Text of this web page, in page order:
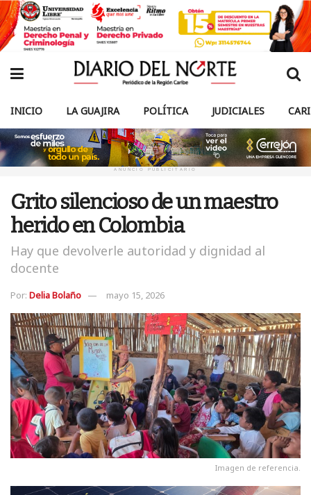
INICIO LA GUAJIRA POLÍTICA JUDICIALES
ANUNCIO PUBLICITARIO
Grito silencioso de un maestro
herido en Colombia
Hay que devolverle autoridad y dignidad al
docente
Por: Delia Bolaño mayo 15, 2026
Imagen de referencia.